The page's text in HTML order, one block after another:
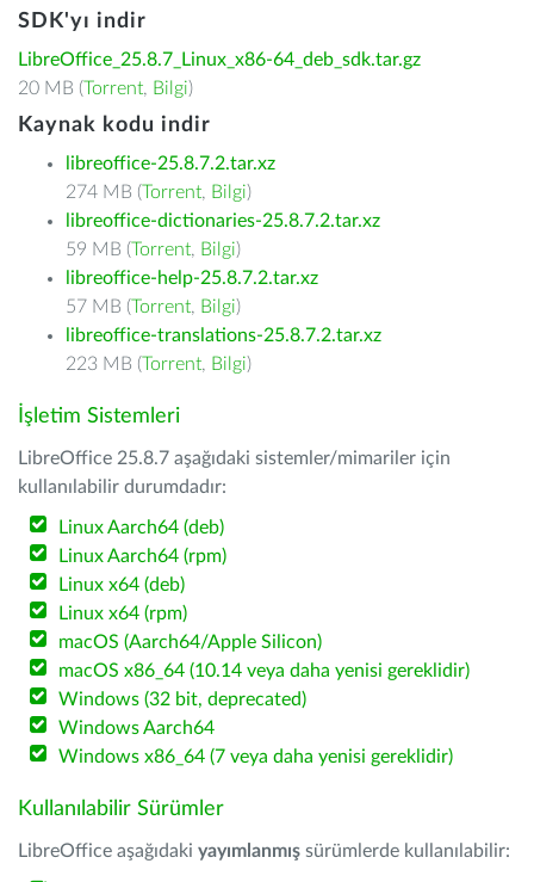
SDK'yı indir
LibreOffice_25.8.7_Linux_x86-64_deb_sdk.tar.gz
20 MB (Torrent, Bilgi)
Kaynak kodu indir
libreoffice-25.8.7.2.tar.xz
274 MB (Torrent, Bilgi)
libreoffice-dictionaries-25.8.7.2.tar.xz
59 MB (Torrent, Bilgi)
libreoffice-help-25.8.7.2.tar.xz
57 MB (Torrent, Bilgi)
libreoffice-translations-25.8.7.2.tar.xz
223 MB (Torrent, Bilgi)
İşletim Sistemleri
LibreOffice 25.8.7 aşağıdaki sistemler/mimariler için
kullanılabilir durumdadır:
Linux Aarch64 (deb)
Linux Aarch64 (rpm)
Linux x64 (deb)
Linux x64 (rpm)
macOS (Aarch64/Apple Silicon)
macOS x86_64 (10.14 veya daha yenisi gereklidir)
Windows (32 bit, deprecated)
Windows Aarch64
Windows x86_64 (7 veya daha yenisi gereklidir)
Kullanılabilir Sürümler
LibreOffice aşağıdaki yayımlanmış sürümlerde kullanılabilir: